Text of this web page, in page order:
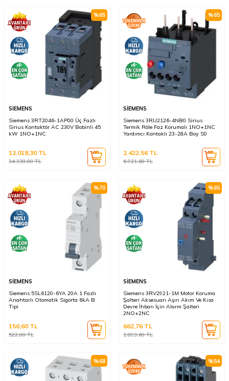
%65
SİEMENS
Siemens 3RT2046-1AP00 Üç Fazlı
Sirius Kontaktör AC 230V Bobinli 45
kW 1NO+1NC
34.338,00TL
12.018,30TL
%65
SİEMENS
Siemens 3RU2126-4NB0 Sirius
Termik Röle Faz Korumalı 1NO+1NC
Yardımcı Kontaklı 23-28A Boy S0
6.921,60TL
2.422,56TL
%70
SİEMENS
Siemens 5SL6120-6YA 20A 1 Fazlı
Anahtarlı Otomatik Sigorta 6kA B
Tipi
522,00TL
156,60TL
%65
SİEMENS
Siemens 3RV2921-1M Motor Koruma
Şalteri Aksesuarı Aşırı Akım Ve Kısa
Devre İhbarı İçin Alarm Şalteri
2NO+2NC
1.893,60TL
662,76TL
%68 %54